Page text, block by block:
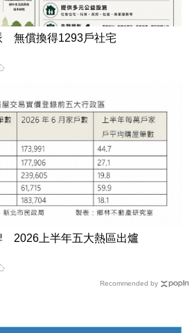
無償換得1293戶社宅
2026上半年五大熱區出爐
Recommended by